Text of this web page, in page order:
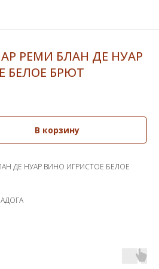
РЕМИ БЛАН ДЕ НУАР
БЕЛОЕ БРЮТ
В корзину
ДЕ НУАР ВИНО ИГРИСТОЕ БЕЛОЕ